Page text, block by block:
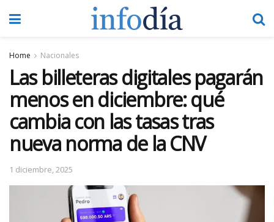
Home Nacionales
Las billeteras digitales pagarán
menos en diciembre: qué
cambia con las tasas tras
nueva norma de la CNV
1 diciembre, 2025